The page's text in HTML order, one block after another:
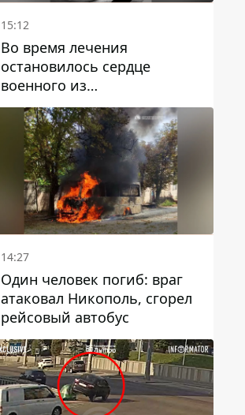
15:12
Во время лечения
остановилось сердце
военного из
Днепропетровской области
Ростислава Лупашко
14:27
Один человек погиб: враг
атаковал Никополь, сгорел
рейсовый автобус